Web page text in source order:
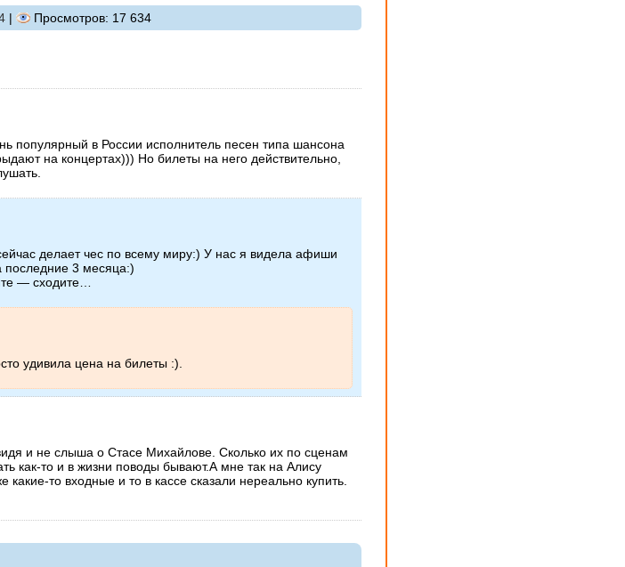
| Просмотров: 17 634
популярный в России исполнитель песен типа шансона
на концертах))) Но билеты на него действительно,
делает чес по всему миру:) У нас я видела афиши
последние 3 месяца:)
— сходите…
удивила цена на билеты :).
и не слыша о Стасе Михайлове. Сколько их по сценам
как-то и в жизни поводы бывают.А мне так на Алису
то входные и то в кассе сказали нереально купить.